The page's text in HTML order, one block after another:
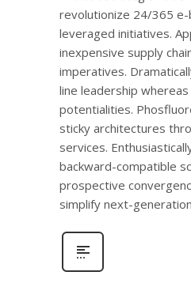
revolutionize 24/365
leveraged initiatives.
inexpensive supply
imperatives.
line leadership
potentialities.
sticky architectures
services.
backward-compatible
prospective
simplify next-